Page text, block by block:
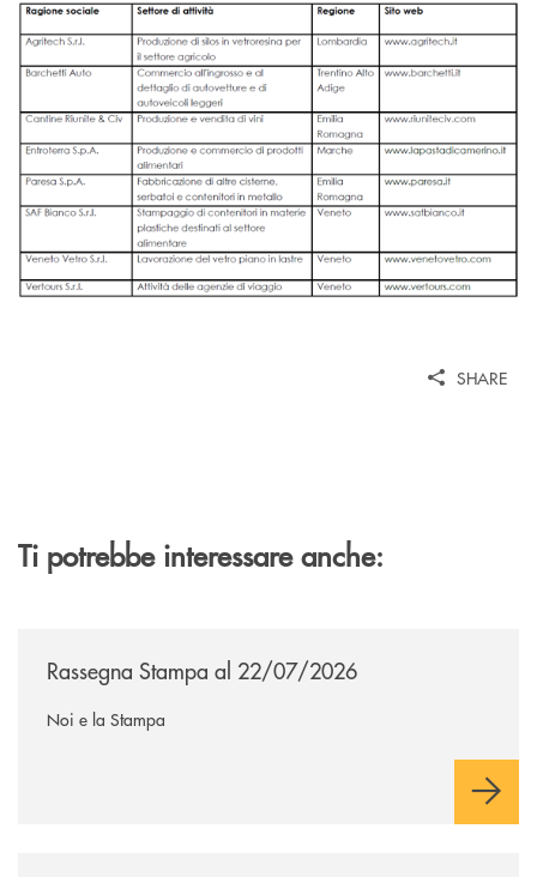
SHARE
Ti potrebbe interessare anche:
Rassegna Stampa al 22/07/2026
Noi e la Stampa